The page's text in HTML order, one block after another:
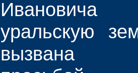
Ивановича
уральскую
вызвана